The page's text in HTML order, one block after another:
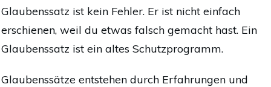
Glaubenssatz ist kein Fehler. Er ist nicht einfach
erschienen, weil du etwas falsch gemacht hast. Ein
Glaubenssatz ist ein altes Schutzprogramm.
Glaubenssätze entstehen durch Erfahrungen und